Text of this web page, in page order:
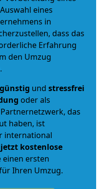
eines
in
dass das
Erfahrung
den Umzug
und stressfrei
oder als
das
haben, ist
international
kostenlose
einen ersten
Ihren Umzug.